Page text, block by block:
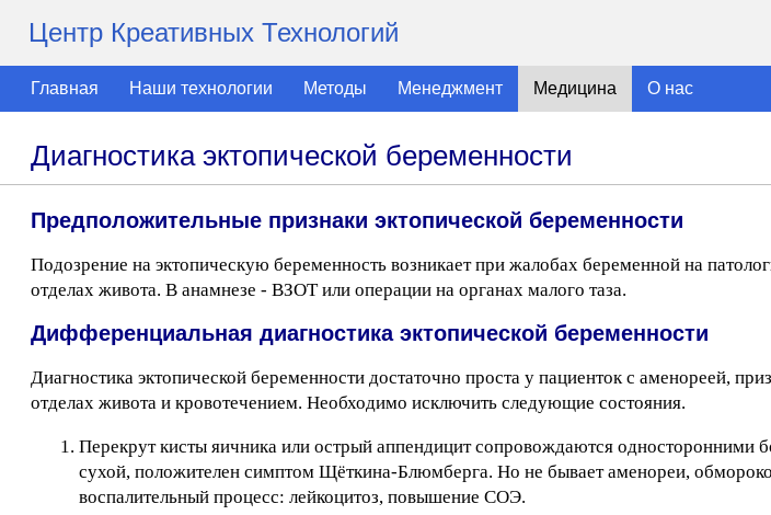
Центр Креативных Технологий
Главная Наши технологии Методы Менеджмент Медицина О нас
Диагностика эктопической беременности
Предположительные признаки эктопической беременности
Подозрение на эктопическую беременность возникает при жалобах беременной на
отделах живота. В анамнезе - ВЗОТ или операции на органах малого таза.
Дифференциальная диагностика эктопической беременности
Диагностика эктопической беременности достаточно проста у пациенток с аменореей,
отделах живота и кровотечением. Необходимо исключить следующие состояния.
Перекрут кисты яичника или острый аппендицит сопровождаются односторонними
сухой, положителен симптом Щёткина-Блюмберга. Но не бывает аменореи,
воспалительный процесс: лейкоцитоз, повышение СОЭ.